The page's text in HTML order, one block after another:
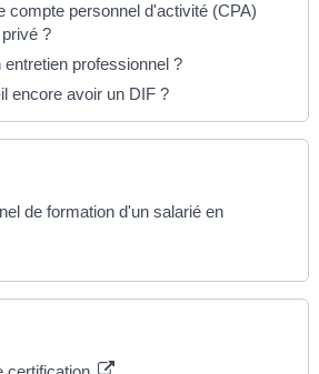
compte personnel d'activité (CPA)
?
professionnel ?
encore avoir un DIF ?
de formation d'un salarié en